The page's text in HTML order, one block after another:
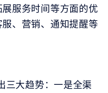
服务时间等方面的优
、营销、通知提醒等
三大趋势：一是全渠